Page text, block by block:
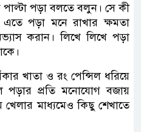
পাল্টা পড়া বলতে বলুন। সে কী
পড়া মনে রাখার ক্ষমতা
করান। লিখে লিখে পড়া
খাতা ও রং পেন্সিল ধরিয়ে
পড়ার প্রতি মনোযোগ বজায়
মাধ্যমেও কিছু শেখাতে